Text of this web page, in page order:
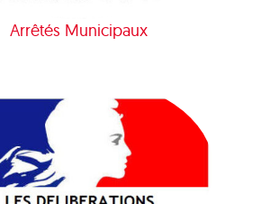
Arrêtés Municipaux